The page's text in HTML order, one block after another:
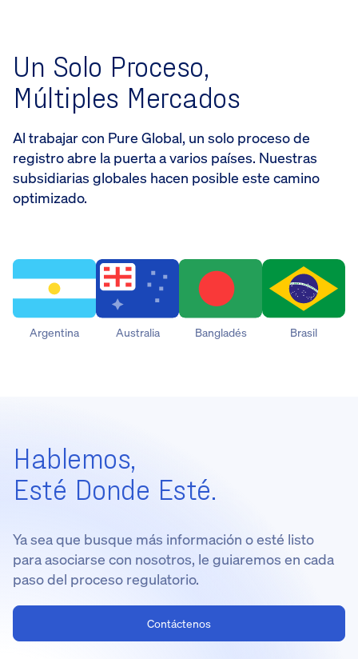
Un Solo Proceso,
Múltiples Mercados
Al trabajar con Pure Global, un solo proceso de
registro abre la puerta a varios países. Nuestras
subsidiarias globales hacen posible este camino
optimizado.
Argentina Australia Bangladés Brasil
Hablemos,
Esté Donde Esté.
Ya sea que busque más información o esté listo
para asociarse con nosotros, le guiaremos en cada
paso del proceso regulatorio.
Contáctenos